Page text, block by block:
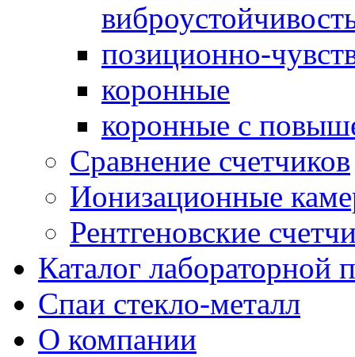
позиционно-
коронные
коронные с
Сравнение счетчиков
Ионизационные
Рентгеновские
Каталог лабораторной
Спаи стекло-металл
О компании